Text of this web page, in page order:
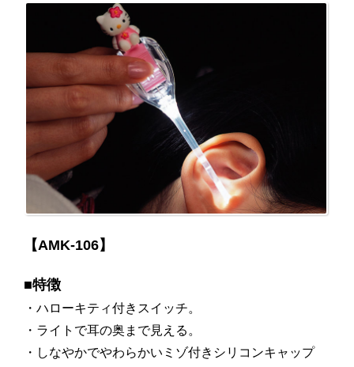
【AMK-106】
■特徴
・ハローキティ付きスイッチ。
・ライトで耳の奥まで見える。
・しなやかでやわらかいミゾ付きシリコンキャップ